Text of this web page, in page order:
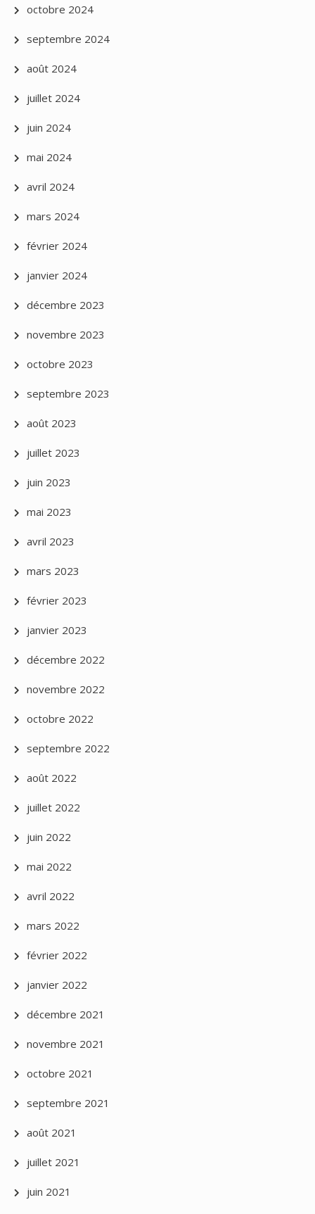
octobre 2024
septembre 2024
août 2024
juillet 2024
juin 2024
mai 2024
avril 2024
mars 2024
février 2024
janvier 2024
décembre 2023
novembre 2023
octobre 2023
septembre 2023
août 2023
juillet 2023
juin 2023
mai 2023
avril 2023
mars 2023
février 2023
janvier 2023
décembre 2022
novembre 2022
octobre 2022
septembre 2022
août 2022
juillet 2022
juin 2022
mai 2022
avril 2022
mars 2022
février 2022
janvier 2022
décembre 2021
novembre 2021
octobre 2021
septembre 2021
août 2021
juillet 2021
juin 2021